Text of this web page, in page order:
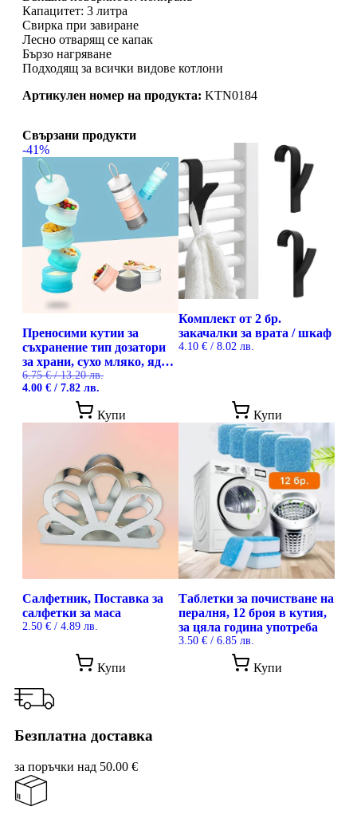
Капацитет: 3 литра
Свирка при завиране
Лесно отварящ се капак
Бързо нагряване
Подходящ за всички видове котлони
Артикулен номер на продукта: KTN0184
Свързани продукти
-41%
Преносими кутии за
съхранение тип дозатори
за храни, сухо мляко, ядки
и други
6.75€/ 13.20 лв.
Original
6.75 €
4.00 € / 7.82 лв.
е:
4.00 €
7.82 лв..
Купи
product
multiple
variants.
The
options
may
chosen
on
the
product
page
Комплект от 2 бр.
закачалки за врата / шкаф
4.10 € / 8.02 лв.
Купи
Салфетник, Поставка за
салфетки за маса
2.50 € / 4.89 лв.
Купи
Таблетки за почистване на
пералня, 12 броя в кутия,
за цяла година употреба
3.50 € / 6.85 лв.
Купи
Безплатна доставка
за поръчки над 50.00 €